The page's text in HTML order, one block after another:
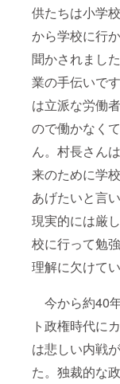
供たちは小学
から学校に行
聞かされまし
業の手伝いで
は立派な労働
ので働かなく
ん。村長さん
来のために学
あげたいと言
現実的には厳
校に行って勉
理解に欠けてい
今から約40
ト政権時代に
は悲しい内戦
た。独裁的な